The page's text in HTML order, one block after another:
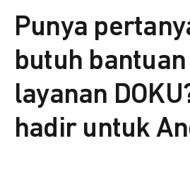
Punya
butuh
layanan
hadir untuk